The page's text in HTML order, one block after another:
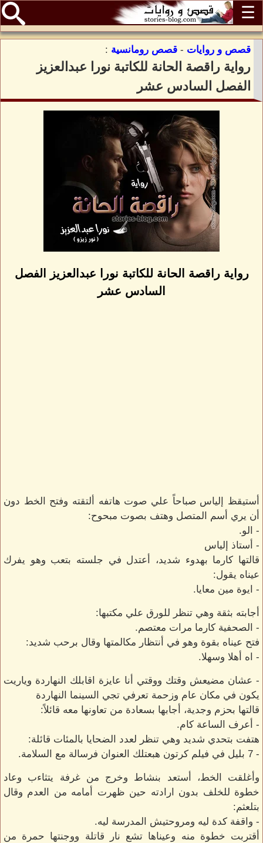
☰
قصص و روايات - قصص رومانسية :
رواية راقصة الحانة للكاتبة نورا عبدالعزيز
الفصل السادس عشر
رواية راقصة الحانة للكاتبة نورا عبدالعزيز الفصل
السادس عشر
أستيقظ إلياس صباحاً علي صوت هاتفه ألتقته وفتح الخط دون
أن يري أسم المتصل وهتف بصوت مبحوح:
- الو.
- أستاذ إلياس
قالتها كارما بهدوء شديد، أعتدل في جلسته بتعب وهو يفرك
عيناه يقول:
- ايوة مين معايا.
أجابته بثقة وهي تنظر للورق علي مكتبها:
- الصحفية كارما مرات معتصم.
فتح عيناه بقوة وهو في أنتظار مكالمتها وقال برحب شديد:
- اه أهلا وسهلا.
- عشان مضيعش وقتك ووقتي أنا عايزة اقابلك النهاردة وياريت
يكون في مكان عام وزحمة تعرفي تجي السينما النهاردة
قالتها بحزم وجدية، أجابها بسعادة من تعاونها معه قائلاً:
- أعرف الساعة كام.
هتفت بتحدي شديد وهي تنظر لعدد الضحايا بالمئات قائلة:
- 7 بليل في فيلم كرتون هبعتلك العنوان فرسالة مع السلامة.
وأغلقت الخط، أستعد بنشاط وخرج من غرفة يتثاءب وعاد
خطوة للخلف بدون ارادته حين ظهرت أمامه من العدم وقال
بتلعثم:
- واقفة كدة ليه ومروحتيش المدرسة ليه.
أقتربت خطوة منه وعيناها تشع نار قاتلة ووجنتها حمرة من